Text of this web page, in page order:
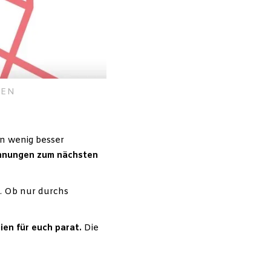
wenig besser
zum nächsten
. Ob nur durchs
für euch parat. Die